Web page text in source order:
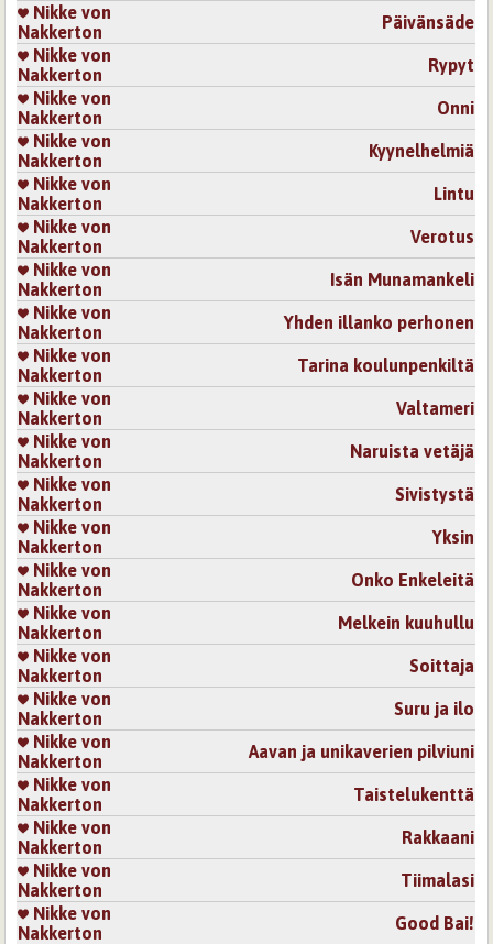
Nikke von
Nakkerton
Päivänsäde
Nikke von
Nakkerton
Rypyt
Nikke von
Nakkerton
Onni
Nikke von
Nakkerton
Kyynelhelmiä
Nikke von
Nakkerton
Lintu
Nikke von
Nakkerton
Verotus
Nikke von
Nakkerton
Isän Munamankeli
Nikke von
Nakkerton
Yhden illanko perhonen
Nikke von
Nakkerton
Tarina koulunpenkiltä
Nikke von
Nakkerton
Valtameri
Nikke von
Nakkerton
Naruista vetäjä
Nikke von
Nakkerton
Sivistystä
Nikke von
Nakkerton
Yksin
Nikke von
Nakkerton
Onko Enkeleitä
Nikke von
Nakkerton
Melkein kuuhullu
Nikke von
Nakkerton
Soittaja
Nikke von
Nakkerton
Suru ja ilo
Nikke von
Nakkerton
Aavan ja unikaverien pilviuni
Nikke von
Nakkerton
Taistelukenttä
Nikke von
Nakkerton
Rakkaani
Nikke von
Nakkerton
Tiimalasi
Nikke von
Nakkerton
Good Bai!